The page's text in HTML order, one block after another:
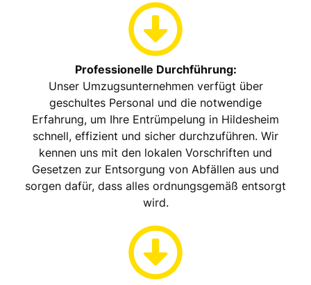
Professionelle Durchführung:
Unser Umzugsunternehmen verfügt über
geschultes Personal und die notwendige
Erfahrung, um Ihre Entrümpelung in Hildesheim
schnell, effizient und sicher durchzuführen. Wir
kennen uns mit den lokalen Vorschriften und
Gesetzen zur Entsorgung von Abfällen aus und
sorgen dafür, dass alles ordnungsgemäß entsorgt
wird.